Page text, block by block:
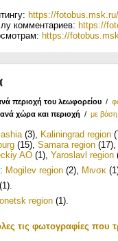
https://
комментариев: https://
https://
περιοχή του λεωφορείου /
ανά χώρα και περιοχή / με
(3), Kaliningrad region
(15), Samara region (17),
AO (1), Yaroslavl region
: Mogilev region (2), Μινσκ
(1).
region (1).
τις φωτογραφίες που